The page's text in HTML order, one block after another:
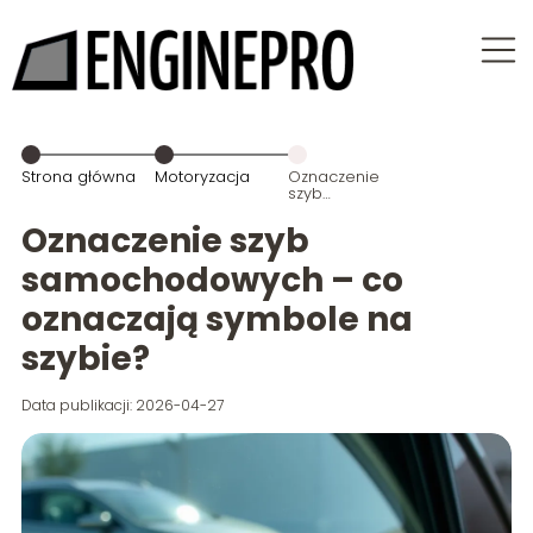
Strona główna Motoryzacja Oznaczenie
szyb
samochodowych
– co
oznaczają
symbole na
szybie?
Oznaczenie szyb
samochodowych – co
oznaczają symbole na
szybie?
Data publikacji: 2026-04-27